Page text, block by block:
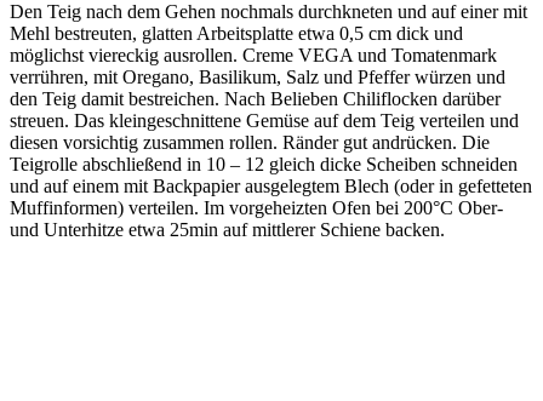
Den Teig nach dem Gehen nochmals durchkneten und auf einer mit
Mehl bestreuten, glatten Arbeitsplatte etwa 0,5 cm dick und
möglichst viereckig ausrollen. Creme VEGA und Tomatenmark
verrühren, mit Oregano, Basilikum, Salz und Pfeffer würzen und
den Teig damit bestreichen. Nach Belieben Chiliflocken darüber
streuen. Das kleingeschnittene Gemüse auf dem Teig verteilen und
diesen vorsichtig zusammen rollen. Ränder gut andrücken. Die
Teigrolle abschließend in 10 – 12 gleich dicke Scheiben schneiden
und auf einem mit Backpapier ausgelegtem Blech (oder in gefetteten
Muffinformen) verteilen. Im vorgeheizten Ofen bei 200°C Ober-
und Unterhitze etwa 25min auf mittlerer Schiene backen.